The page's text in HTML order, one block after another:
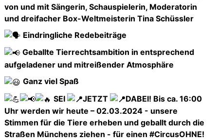
von und mit Sängerin, Schauspielerin, Moderatorin
und dreifacher Box-Weltmeisterin Tina Schüssler
Eindringliche Redebeiträge
Geballte Tierrechtsambition in entsprechend
aufgeladener und mitreißender Atmosphäre
Ganz viel Spaß
SEI
JETZT
DABEI! Bis ca. 16:00
Uhr werden wir heute – 02.03.2024 - unsere
Stimmen für die Tiere erheben und geballt durch die
Straßen Münchens ziehen - für einen #CircusOHNE!